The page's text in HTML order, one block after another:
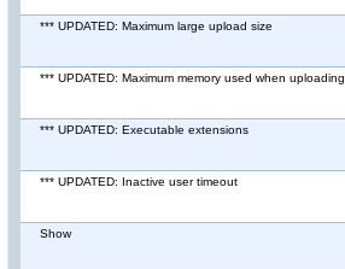
*** UPDATED: Maximum large upload size
*** UPDATED: Maximum memory used when uploading
*** UPDATED: Executable extensions
*** UPDATED: Inactive user timeout
Show